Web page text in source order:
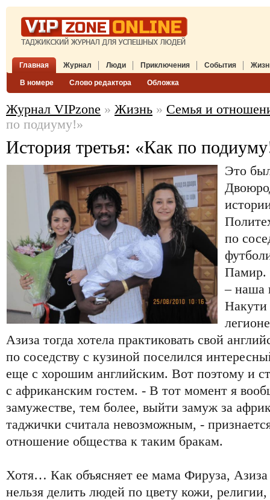
Главная Журнал
В номере Слово редактора Обложка
Люди Приключения События
Журнал VIPzone » Жизнь » Семья и
по подиуму!»
История третья: «Как по
Это
по
Памир.
– наша
Азиза тогда хотела практиковать свой
по соседству с кузиной поселился
еще с хорошим английским. Вот поэтому и
с африканским гостем. - В тот момент я
замужестве, тем более, выйти замуж за
таджички считала невозможным, -
отношение общества к таким бракам.
Хотя… Как объясняет ее мама Фируза, Азиза
нельзя делить людей по цвету кожи,